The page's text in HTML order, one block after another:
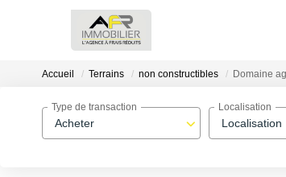
Accueil Terrains non constructibles Domaine
Acheter
Type de transaction
Localisation
Localisation